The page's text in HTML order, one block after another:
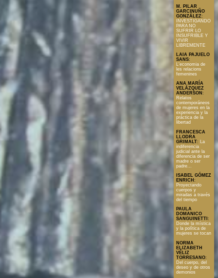
M. PILAR
GARCINUÑO
GONZÁLEZ:
INVESTIGANDO
PARA NO
SUFRIR LO
INSUFRIBLE Y
VIVIR
LIBREMENTE
LAIA PAJUELO
SANS:
L'economia de
les relacions
femenines
ANA MARÍA
VELÁZQUEZ
ANDERSON :
Relatos
contemporáneos
de mujeres en la
experiencia y la
práctica de la
libertad
FRANCESCA
LLODRA
GRIMALT:
La
indiferencia
judicial ante la
diferencia de ser
madre o ser
padre...
ISABEL GÓMEZ
ENRICH :
Proyectando
cuerpos y
miradas a través
del tiempo
PAULA
DOMANICO
SANGUINETTI :
Donde la mística
y la política de
mujeres se tocan
NORMA
ELIZABETH
VÉLIZ
TORRESANO:
Del cuerpo, del
deseo y de otros
demonios